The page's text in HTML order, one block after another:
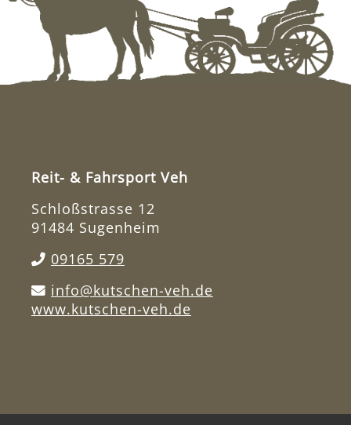
Reit- & Fahrsport Veh
Schloßstrasse 12
91484 Sugenheim
09165 579
info@kutschen-veh.de
www.kutschen-veh.de